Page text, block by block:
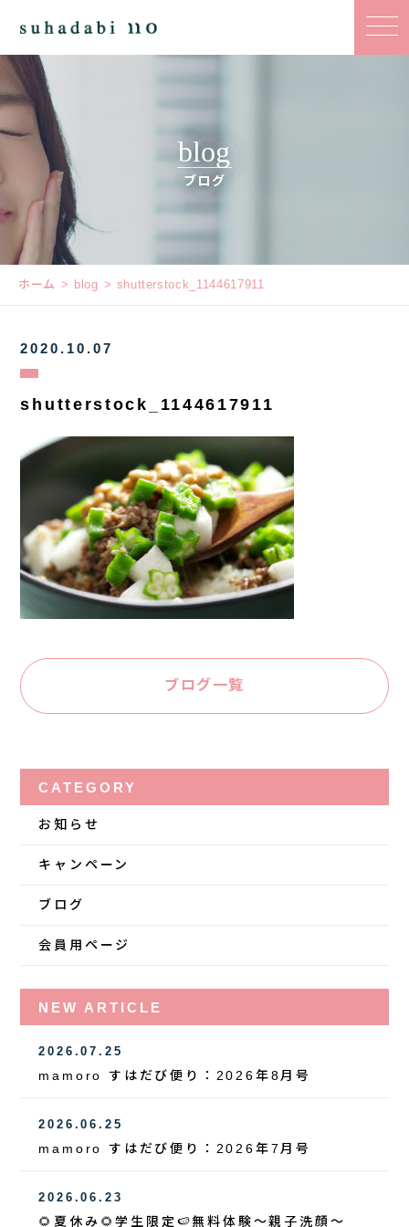
blog
ブログ
ホーム blog shutterstock_1144617911
2020.10.07
shutterstock_1144617911
ブログ一覧
CATEGORY
お知らせ
キャンペーン
ブログ
会員用ページ
NEW ARTICLE
2026.07.25
mamoro すはだび便り：2026年8月号
2026.06.25
mamoro すはだび便り：2026年7月号
2026.06.23
🌻夏休み🌻学生限定🍉無料体験～親子洗顔～